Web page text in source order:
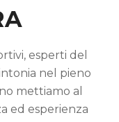
esperti del
nel pieno
mettiamo al
ed esperienza